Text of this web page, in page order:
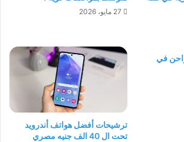
27 مايو، 2026
في
ترشيحات أفضل هواتف أندرويد
تحت ال 40 الف جنيه مصري